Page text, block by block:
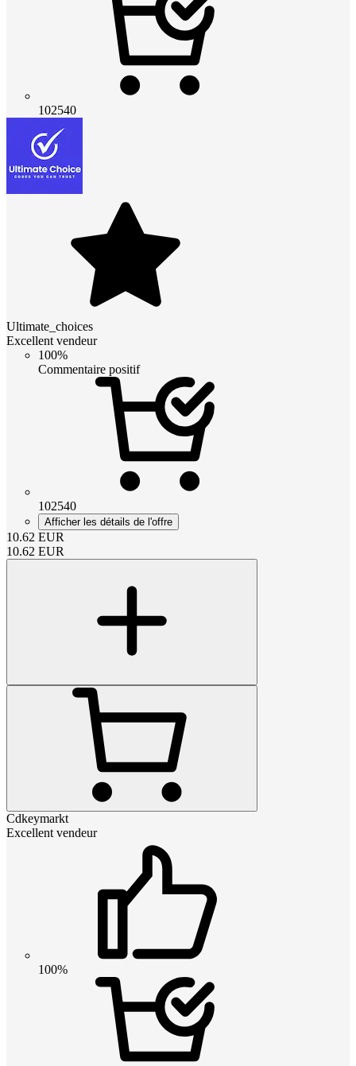
102540
Ultimate_choices
Excellent vendeur
100%
Commentaire positif
102540
Afficher les détails de l'offre
10.62 EUR
10.62 EUR
Cdkeymarkt
Excellent vendeur
100%